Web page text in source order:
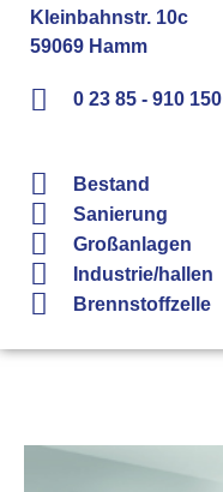
Kleinbahnstr. 10c
59069 Hamm
0 23 85 - 910 150
Bestand
Sanierung
Großanlagen
Industrie/hallen
Brennstoffzelle